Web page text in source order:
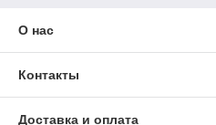
О нас
Контакты
Доставка и оплата